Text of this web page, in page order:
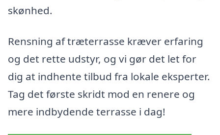
skønhed.
Rensning af træterrasse kræver erfaring
og det rette udstyr, og vi gør det let for
dig at indhente tilbud fra lokale eksperter.
Tag det første skridt mod en renere og
mere indbydende terrasse i dag!